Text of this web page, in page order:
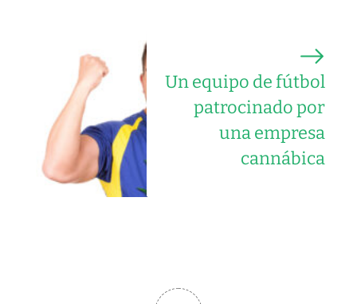
Un equipo de fútbol
patrocinado por
una empresa
cannábica